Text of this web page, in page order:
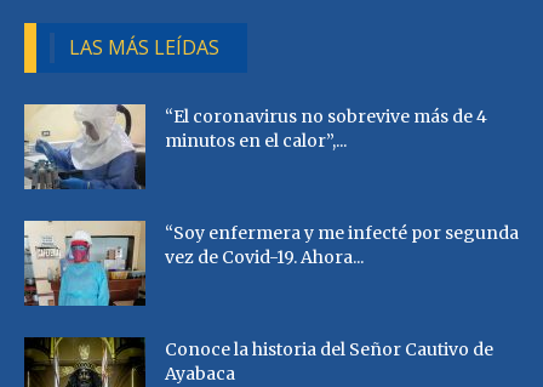
LAS MÁS LEÍDAS
“El coronavirus no sobrevive más de 4
minutos en el calor”,...
“Soy enfermera y me infecté por segunda
vez de Covid-19. Ahora...
Conoce la historia del Señor Cautivo de
Ayabaca